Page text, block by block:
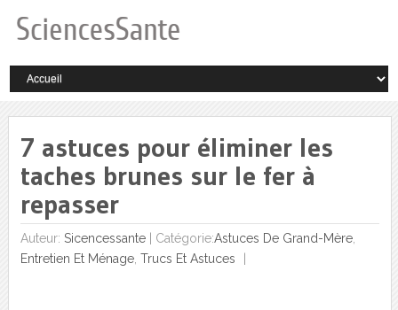
7 astuces pour éliminer les
taches brunes sur le fer à
repasser
Auteur: Sicencessante| Catégorie:Astuces De Grand-Mère,
Entretien Et Ménage, Trucs Et Astuces